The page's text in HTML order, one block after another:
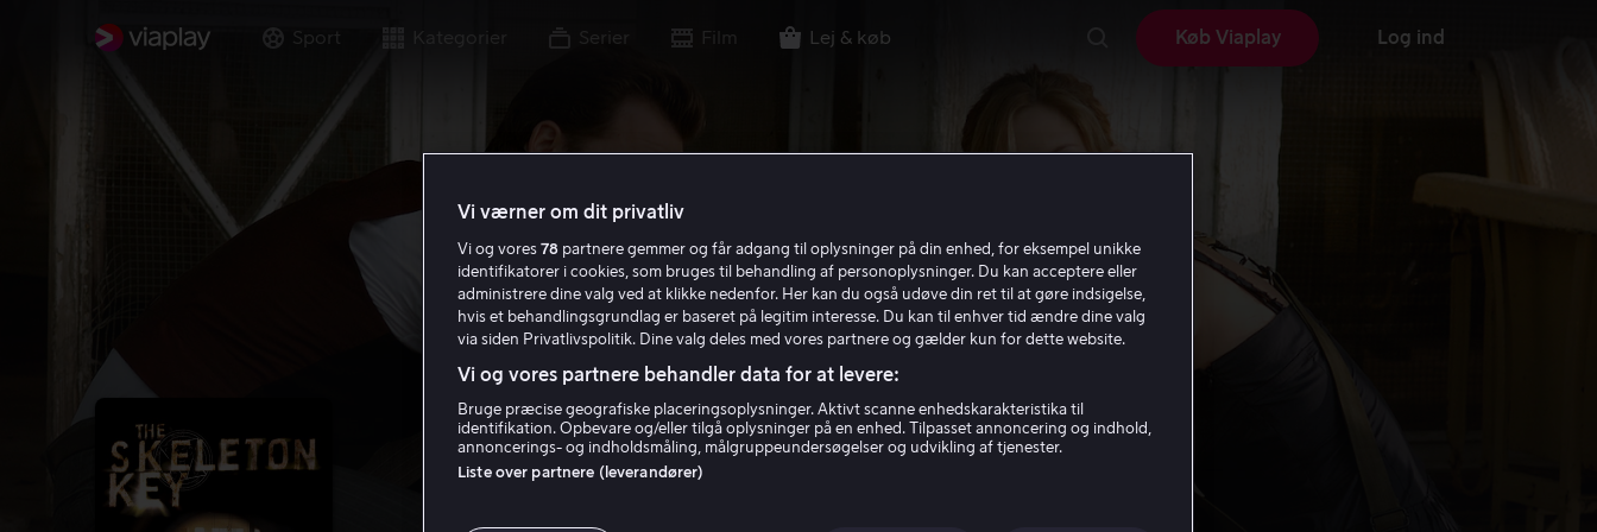
Sport Kategorier Serier Film Lej & køb Køb Viaplay Log ind
Vi værner om dit privatliv
Vi og vores 78 partnere gemmer og får adgang til oplysninger på din enhed, for eksempel unikke
identifikatorer i cookies, som bruges til behandling af personoplysninger. Du kan acceptere eller
administrere dine valg ved at klikke nedenfor. Her kan du også udøve din ret til at gøre indsigelse,
hvis et behandlingsgrundlag er baseret på legitim interesse. Du kan til enhver tid ændre dine valg
via siden Privatlivspolitik. Dine valg deles med vores partnere og gælder kun for dette website.
Vi og vores partnere behandler data for at levere:
Bruge præcise geografiske placeringsoplysninger. Aktivt scanne enhedskarakteristika til
identifikation. Opbevare og/eller tilgå oplysninger på en enhed. Tilpasset annoncering og indhold,
annoncerings- og indholdsmåling, målgruppeundersøgelser og udvikling af tjenester.
Liste over partnere (leverandører)